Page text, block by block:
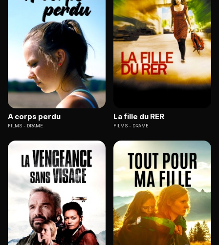
A corps perdu
FILMS DRAME
La fille du RER
FILMS DRAME